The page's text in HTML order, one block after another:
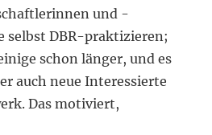
und -
selbst DBR-praktizieren;
schon länger, und es
auch neue Interessierte
Das motiviert,